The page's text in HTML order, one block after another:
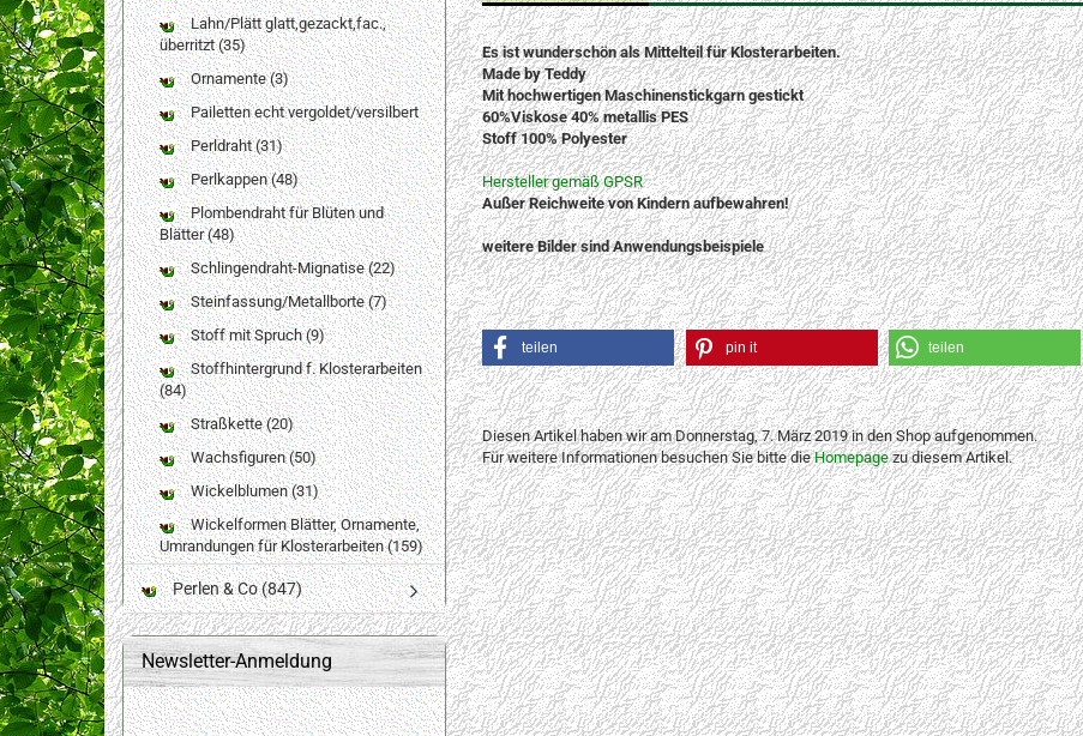
Es ist wunderschön als Mittelteil für Klosterarbeiten.
Made by Teddy
Mit hochwertigen Maschinenstickgarn gestickt
60%Viskose 40% metallis PES
Stoff 100% Polyester
Hersteller gemäß GPSR
Außer Reichweite von Kindern aufbewahren!
weitere Bilder sind Anwendungsbeispiele
teilen pin it teilen
Diesen Artikel haben wir am Donnerstag, 7. März 2019 in den Shop aufgenommen.
Für weitere Informationen besuchen Sie bitte dieHomepagezu diesem Artikel.
Lahn/Plätt glatt,gezackt,fac.,
überritzt (35)
Ornamente (3)
Pailetten echt vergoldet/versilbert
Perldraht (31)
Perlkappen (48)
Plombendraht für Blüten und
Blätter (48)
Schlingendraht-Mignatise (22)
Steinfassung/Metallborte (7)
Stoff mit Spruch (9)
Stoffhintergrund f. Klosterarbeiten
(84)
Straßkette (20)
Wachsfiguren (50)
Wickelblumen (31)
Wickelformen Blätter, Ornamente,
Umrandungen für Klosterarbeiten (159)
Perlen & Co (847)
Newsletter-Anmeldung